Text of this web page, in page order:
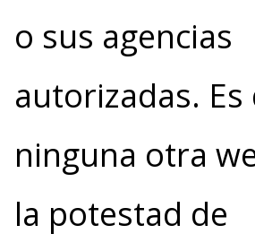
o sus agencias
autorizadas. Es
ninguna otra
la potestad de